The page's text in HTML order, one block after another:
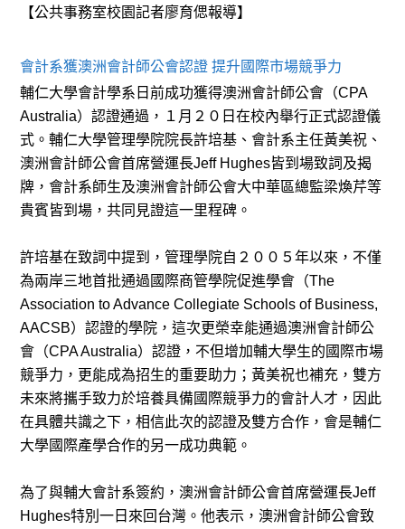
【公共事務室校園記者廖育偲報導】
會計系獲澳洲會計師公會認證 提升國際市場競爭力
輔仁大學會計學系日前成功獲得澳洲會計師公會（CPA
Australia）認證通過，１月２０日在校內舉行正式認證儀
式。輔仁大學管理學院院長許培基、會計系主任黃美祝、
澳洲會計師公會首席營運長Jeff Hughes皆到場致詞及揭
牌，會計系師生及澳洲會計師公會大中華區總監梁煥芹等
貴賓皆到場，共同見證這一里程碑。
許培基在致詞中提到，管理學院自２００５年以來，不僅
為兩岸三地首批通過國際商管學院促進學會（The
Association to Advance Collegiate Schools of Business,
AACSB）認證的學院，這次更榮幸能通過澳洲會計師公
會（CPA Australia）認證，不但增加輔大學生的國際市場
競爭力，更能成為招生的重要助力；黃美祝也補充，雙方
未來將攜手致力於培養具備國際競爭力的會計人才，因此
在具體共識之下，相信此次的認證及雙方合作，會是輔仁
大學國際產學合作的另一成功典範。
為了與輔大會計系簽約，澳洲會計師公會首席營運長Jeff
Hughes特別一日來回台灣。他表示，澳洲會計師公會致